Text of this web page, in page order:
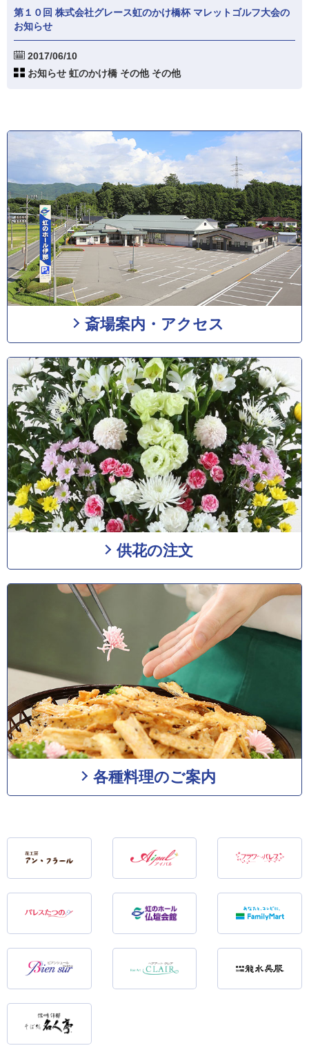
第１０回 株式会社グレース虹のかけ橋杯 マレットゴルフ大会の
お知らせ
2017/06/10
お知らせ 虹のかけ橋 その他 その他
斎場案内・アクセス
供花の注文
各種料理のご案内